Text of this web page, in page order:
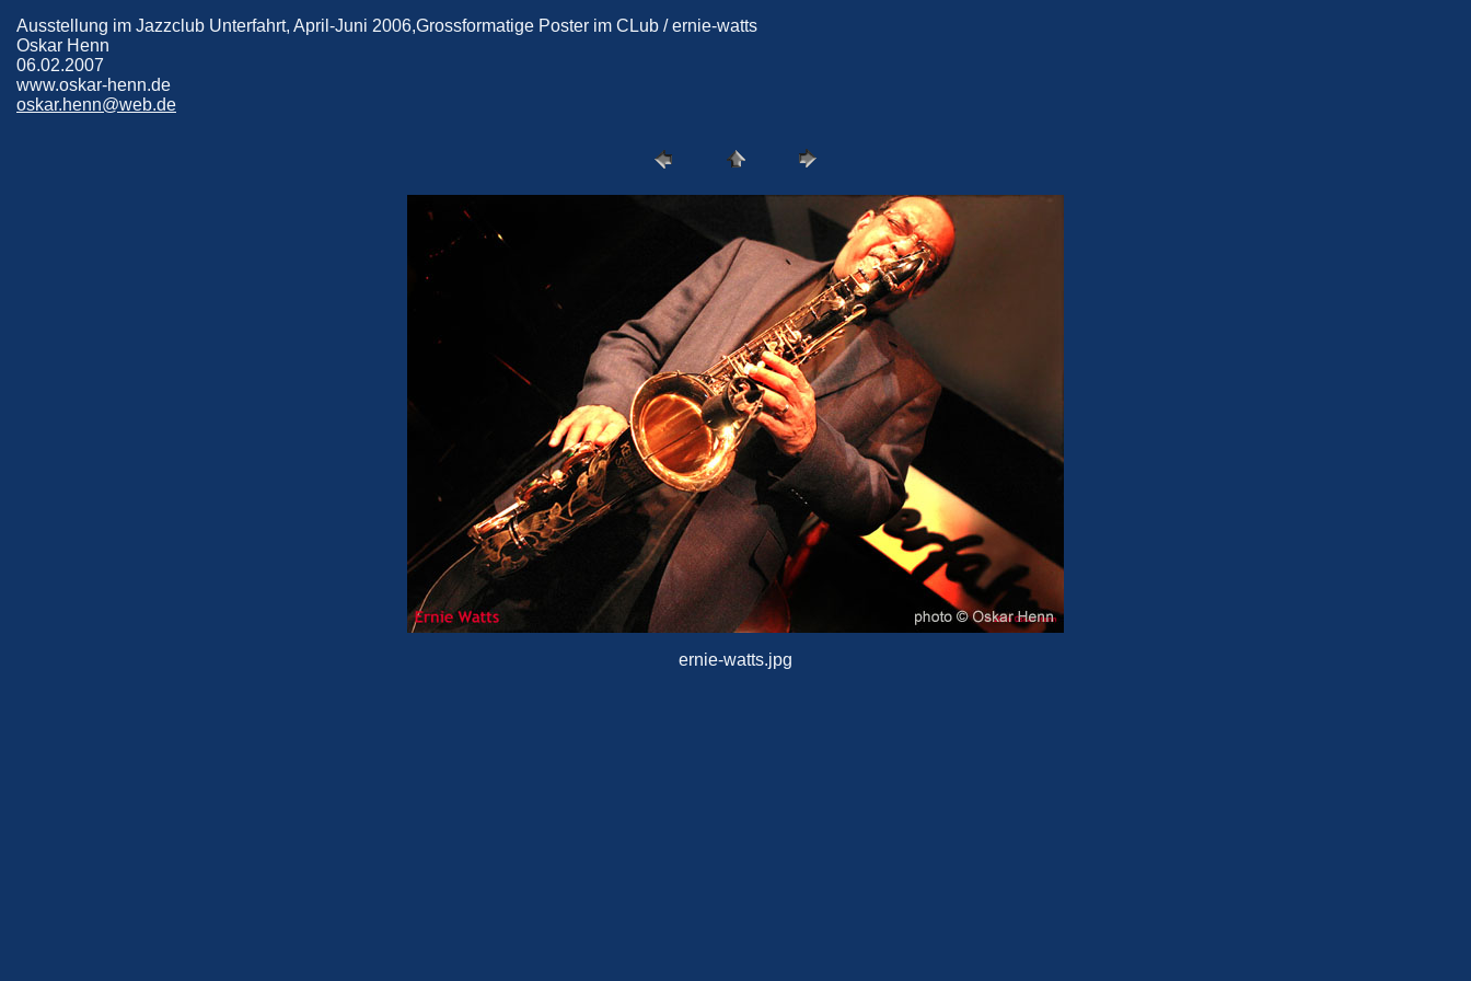
Ausstellung im Jazzclub Unterfahrt, April-Juni 2006,Grossformatige Poster im CLub / ernie-watts
Oskar Henn
06.02.2007
www.oskar-henn.de
oskar.henn@web.de
ernie-watts.jpg